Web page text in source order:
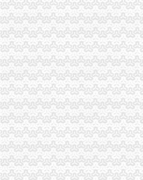
龙虎太贴已获取海关报关单位注
除海关另有规定外,进出口货物收
中华共和国海关报关单位注册登
《中华共和国海关报关单位注册
中华共和国海关报关单位注册登
青岛海关【自理报关单位/注册登
《自理报关单位注册登记证明书
拱北海关:咨询报关企业注册登
自理报关单位注册登记证明书办
海关总署令第221号（《中华共
中华共和国海关报关单位注册登
中国海关报关单位注册登记证书